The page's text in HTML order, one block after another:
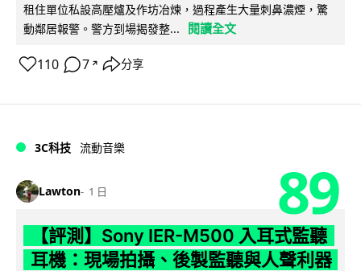
租住單位私設高壓爐及作坊冶煉，過程產生大量刺鼻濃煙，驚
動鄰居報警。警方到場揭發整...
閱讀全文
110 7 ↗ 分享
3C科技 流動音樂
Lawton 1 日 89
【評測】Sony IER-M500 入耳式監聽
耳機：現場拍攝、後製監聽與人聲利器